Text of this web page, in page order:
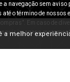
melhor
navegação sem aviso
o término de
Em caso de
imagens